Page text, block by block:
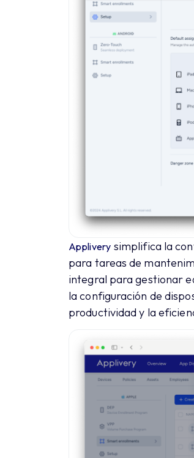
Applivery simplifica la
para tareas de
integral para gestionar
la configuración de
productividad y la